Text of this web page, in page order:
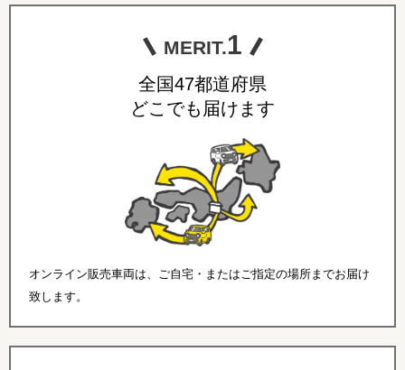
MERIT.1
全国47都道府県
どこでも届けます
オンライン販売車両は、ご自宅・またはご指定の場所までお届け
致します。